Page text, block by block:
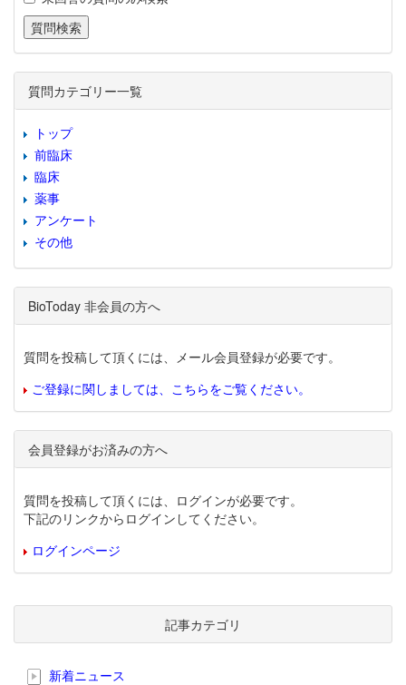
質問カテゴリー一覧
トップ
前臨床
臨床
薬事
アンケート
その他
BioToday 非会員の方へ
質問を投稿して頂くには、メール会員登録が必要です。
ご登録に関しましては、こちらをご覧ください。
会員登録がお済みの方へ
質問を投稿して頂くには、ログインが必要です。
下記のリンクからログインしてください。
ログインページ
記事カテゴリ
新着ニュース